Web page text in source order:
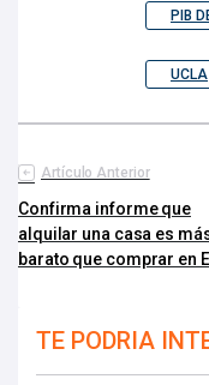
PIB
UCLA
Artículo Anterior
Confirma informe que
alquilar una casa es
barato que comprar en
TE PODRIA